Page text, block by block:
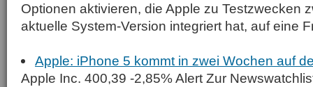
Optionen aktivieren, die Apple zu Testzwecken
aktuelle System-Version integriert hat, auf eine
Apple: iPhone 5 kommt in zwei Wochen auf
Apple Inc. 400,39 -2,85% Alert Zur